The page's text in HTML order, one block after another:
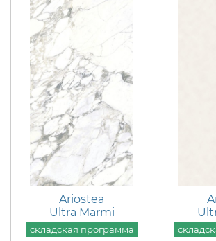
Ariostea
Ultra Marmi